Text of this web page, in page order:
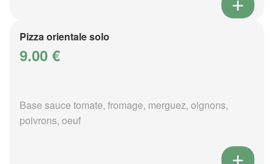
Pizza orientale solo
9.00 €
Base sauce tomate, fromage, merguez, oignons,
poivrons, oeuf